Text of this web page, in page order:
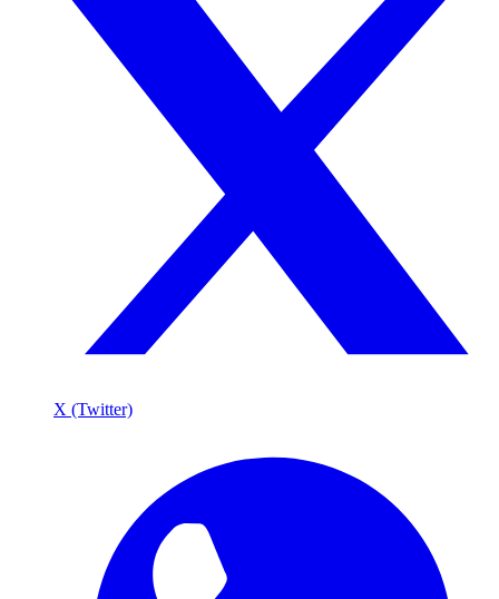
X (Twitter)